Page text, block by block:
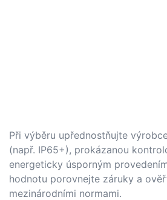
Při výběru upřednostňujte
(např. IP65+), prokázanou
energeticky úsporným
hodnotu porovnejte záruky a
mezinárodními normami.